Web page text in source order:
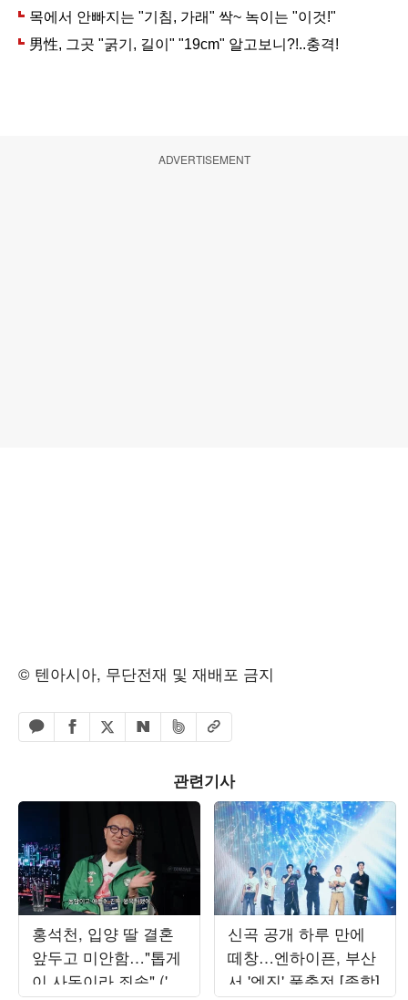
ADVERTISEMENT
© 텐아시아, 무단전재 및 재배포 금지
카카오톡 공유하기
페이스북 공유하기
엑스 공유하기
네이버 공유하기
밴드 공유하기
URL복사
관련기사
홍석천, 입양 딸 결혼
앞두고 미안함…"톱게
이 사돈이라 죄송" ('피
신곡 공개 하루 만에
떼창…엔하이픈, 부산
서 '엔진' 풀충전 [종합]